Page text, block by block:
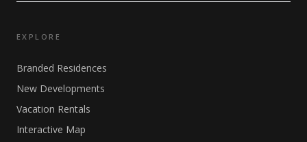
EXPLORE
Branded Residences
New Developments
Vacation Rentals
Interactive Map